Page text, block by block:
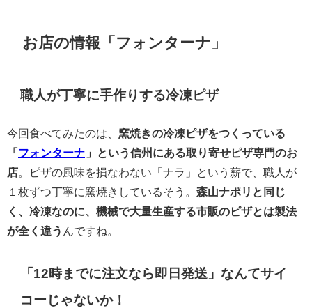
お店の情報「フォンターナ」
職人が丁寧に手作りする冷凍ピザ
今回食べてみたのは、 窯焼きの冷凍ピザをつくっている
「 フォンターナ 」という信州にある取り寄せピザ専門のお
店。ピザの風味を損なわない「ナラ」という薪で、職人が
１枚ずつ丁寧に窯焼きしているそう。 森山ナポリと同じ
く、冷凍なのに、機械で大量生産する市販のピザとは製法
が全く違う んですね。
「12時までに注文なら即日発送」なんてサイ
コーじゃないか！